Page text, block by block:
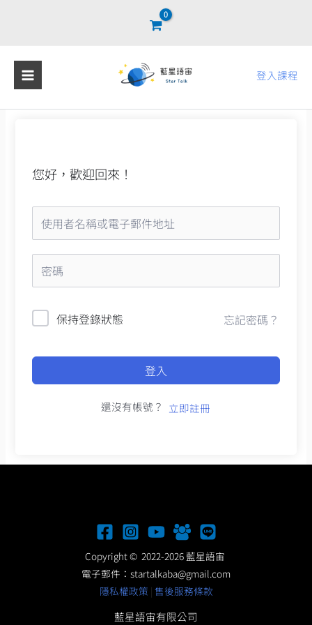
登入課程
您好，歡迎回來！
保持登錄狀態 忘記密碼？
登入
還沒有帳號？ 立即註冊
Copyright © 2022-2026 藍星語宙
電子郵件： startalkaba@gmail.com
隱私權政策 | 售後服務條款
藍星語宙有限公司